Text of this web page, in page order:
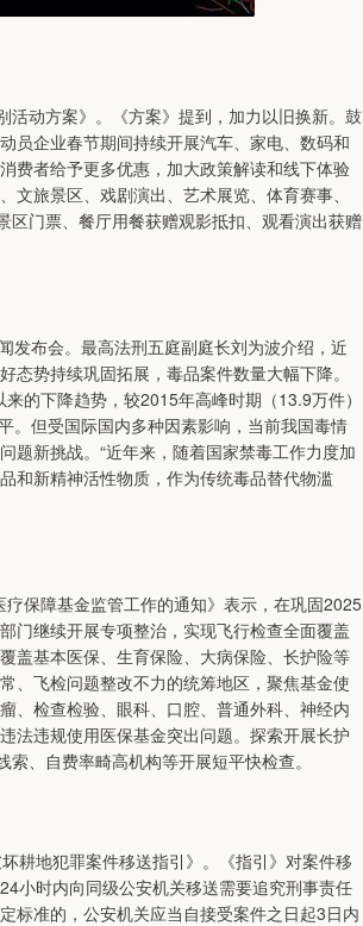
动方案》。《方案》提到，加力以旧换新。鼓
员企业春节期间持续开展汽车、家电、数码和
费者给予更多优惠，加大政策解读和线下体验
旅景区、戏剧演出、艺术展览、体育赛事、
区门票、餐厅用餐获赠观影抵扣、观看演出获赠
布会。最高法刑五庭副庭长刘为波介绍，近
势持续巩固拓展，毒品案件数量大幅下降。
的下降趋势，较2015年高峰时期（13.9万件）
。但受国际国内多种因素影响，当前我国毒情
题新挑战。“近年来，随着国家禁毒工作力度加
和新精神活性物质，作为传统毒品替代物滥
保障基金监管工作的通知》表示，在巩固2025
门继续开展专项整治，实现飞行检查全面覆盖
盖基本医保、生育保险、大病保险、长护险等
、飞检问题整改不力的统筹地区，聚焦基金使
、检查检验、眼科、口腔、普通外科、神经内
法违规使用医保基金突出问题。探索开展长护
、自费率畸高机构等开展短平快检查。
地犯罪案件移送指引》。《指引》对案件移
小时内向同级公安机关移送需要追究刑事责任
标准的，公安机关应当自接受案件之日起3日内